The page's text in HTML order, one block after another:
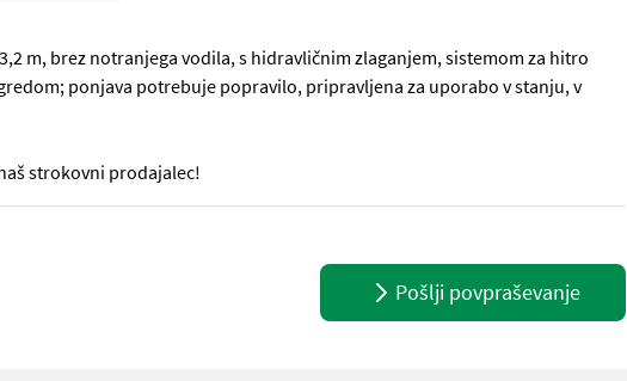
m, brez notranjega vodila, s hidravličnim zlaganjem, sistemom za hitro
ponjava potrebuje popravilo, pripravljena za uporabo v stanju, v
strokovni prodajalec!
m, brez notranjega vodila, s hidravličnim zlaganjem, sistemom za hitro
Pošlji povpraševanje